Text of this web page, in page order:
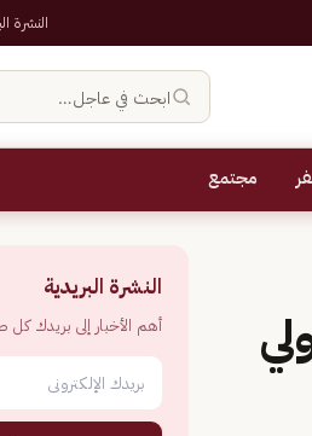
النشرة
ابحث في عاجل…
مجتمع
النشرة البريدية
أهم الأخبار إلى بريدك كل